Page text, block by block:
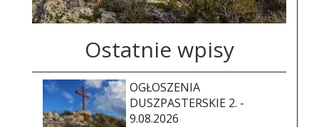
Ostatnie wpisy
OGŁOSZENIA
DUSZPASTERSKIE 2. -
9.08.2026